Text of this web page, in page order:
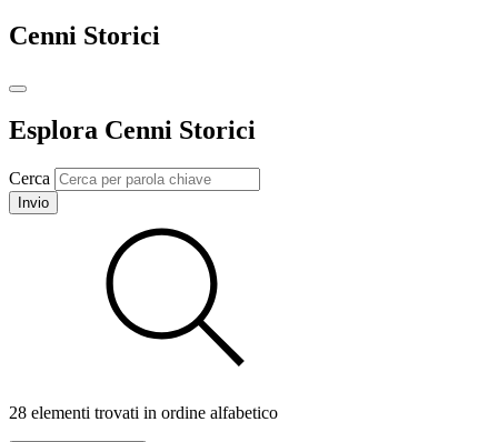
Cenni Storici
Esplora Cenni Storici
Cerca
Invio
28 elementi trovati in ordine alfabetico